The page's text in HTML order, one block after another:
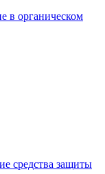
в органическом
средства защиты